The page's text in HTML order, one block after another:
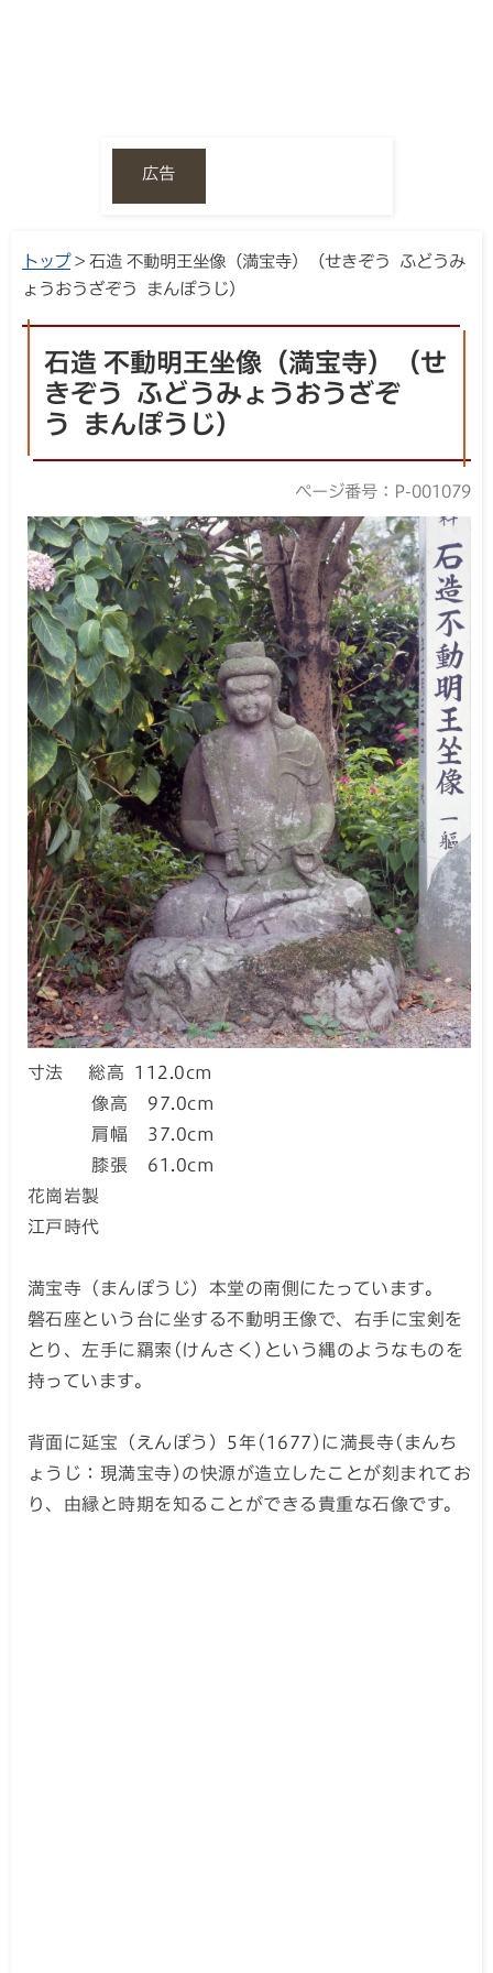
広告
トップ> 石造 不動明王坐像（満宝寺）（せきぞう ふどうみ
ょうおうざぞう まんぽうじ）
石造 不動明王坐像（満宝寺）（せ
きぞう ふどうみょうおうざぞ
う まんぽうじ）
ページ番号：P-001079
寸法 総高 112.0cm
像高 97.0cm
肩幅 37.0cm
膝張 61.0cm
花崗岩製
江戸時代
満宝寺（まんぽうじ）本堂の南側にたっています。
磐石座という台に坐する不動明王像で、右手に宝剣を
とり、左手に羂索(けんさく)という縄のようなものを
持っています。
背面に延宝（えんぽう）5年(1677)に満長寺(まんち
ょうじ：現満宝寺)の快源が造立したことが刻まれてお
り、由縁と時期を知ることができる貴重な石像です。